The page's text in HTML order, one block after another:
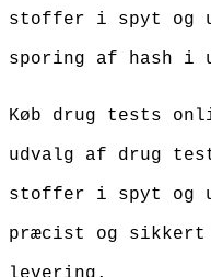
stoffer i spyt og
sporing af hash i
Køb drug tests
udvalg af drug
stoffer i spyt og
præcist og